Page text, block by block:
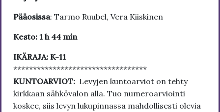
Pääosissa: Tarmo Ruubel, Vera Kiiskinen
Kesto: 1 h 44 min
IKÄRAJA: K-11
**********************************
KUNTOARVIOT: Levyjen kuntoarviot on tehty
kirkkaan sähkövalon alla. Tuo numeroarviointi
koskee, siis levyn lukupinnassa mahdollisesti olevia